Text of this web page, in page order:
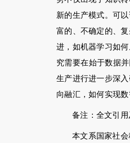
新的生产模式。可
富的、不确定的、
进，如机器学习如
究需要在始于数据
生产进行进一步深
向融汇，如何实现
备注：全文引用
本文系国家社